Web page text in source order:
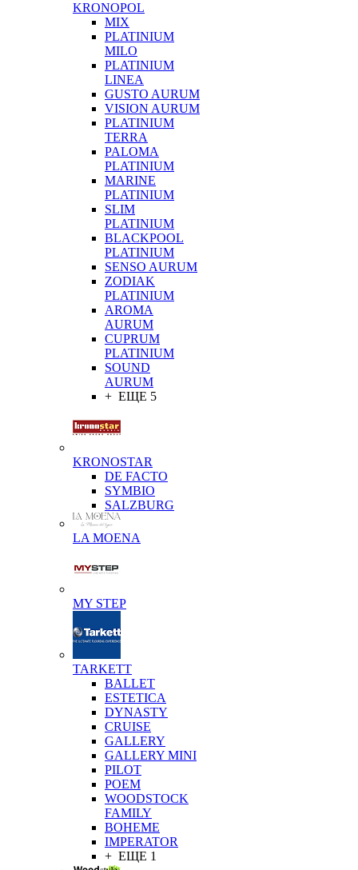
KRONOPOL
MIX
PLATINIUM
MILO
PLATINIUM
LINEA
GUSTO AURUM
VISION AURUM
PLATINIUM
TERRA
PALOMA
PLATINIUM
MARINE
PLATINIUM
SLIM
PLATINIUM
BLACKPOOL
PLATINIUM
SENSO AURUM
ZODIAK
PLATINIUM
AROMA
AURUM
CUPRUM
PLATINIUM
SOUND
AURUM
+ ЕЩЕ 5
KRONOSTAR
DE FACTO
SYMBIO
SALZBURG
LA MOENA
MY STEP
TARKETT
BALLET
ESTETICA
DYNASTY
CRUISE
GALLERY
GALLERY MINI
PILOT
POEM
WOODSTOCK
FAMILY
BOHEME
IMPERATOR
+ ЕЩЕ 1